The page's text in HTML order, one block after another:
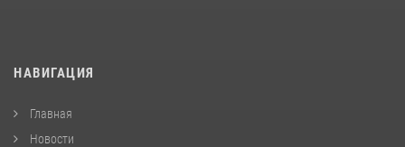
НАВИГАЦИЯ
Главная
Новости